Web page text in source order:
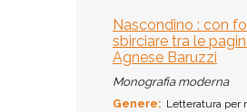
Nascondino : con
sbirciare tra le
Agnese Baruzzi
Monografia moderna
Genere: Letteratura per